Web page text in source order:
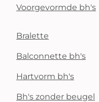
Voorgevormde bh's
Bralette
Balconnette bh's
Hartvorm bh's
Bh's zonder beugel